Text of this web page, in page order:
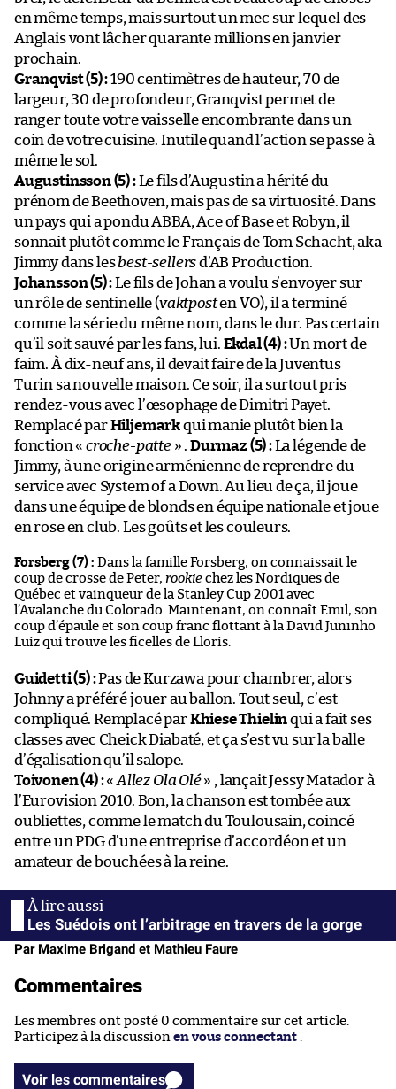
en même temps, mais surtout un mec sur lequel des
Anglais vont lâcher quarante millions en janvier
prochain.
Granqvist (5) :190 centimètres de hauteur, 70 de
largeur, 30 de profondeur, Granqvist permet de
ranger toute votre vaisselle encombrante dans un
coin de votre cuisine. Inutile quand l’action se passe à
même le sol.
Augustinsson (5) :Le fils d’Augustin a hérité du
prénom de Beethoven, mais pas de sa virtuosité. Dans
un pays qui a pondu ABBA, Ace of Base et Robyn, il
sonnait plutôt comme le Français de Tom Schacht, aka
Jimmy dans lesbest-sellersd’AB Production.
Johansson (5) :Le fils de Johan a voulu s’envoyer sur
un rôle de sentinelle (vaktposten VO), il a terminé
comme la série du même nom, dans le dur. Pas certain
qu’il soit sauvé par les fans, lui. Ekdal (4) :Un mort de
faim. À dix-neuf ans, il devait faire de la Juventus
Turin sa nouvelle maison. Ce soir, il a surtout pris
rendez-vous avec l’œsophage de Dimitri Payet.
Remplacé parHiljemarkqui manie plutôt bien la
fonction «croche-patte» . Durmaz (5) :La légende de
Jimmy, à une origine arménienne de reprendre du
service avec System of a Down. Au lieu de ça, il joue
dans une équipe de blonds en équipe nationale et joue
en rose en club. Les goûts et les couleurs.
Forsberg (7) : Dans la famille Forsberg, on connaissait le
coup de crosse de Peter, rookie chez les Nordiques de
Québec et vainqueur de la Stanley Cup 2001 avec
l’Avalanche du Colorado. Maintenant, on connaît Emil, son
coup d’épaule et son coup franc flottant à la David Juninho
Luiz qui trouve les ficelles de Lloris.
Guidetti (5) :Pas de Kurzawa pour chambrer, alors
Johnny a préféré jouer au ballon. Tout seul, c’est
compliqué. Remplacé parKhiese Thielinqui a fait ses
classes avec Cheick Diabaté, et ça s’est vu sur la balle
d’égalisation qu’il salope.
Toivonen (4) :« Allez Ola Olé» , lançait Jessy Matador à
l’Eurovision 2010. Bon, la chanson est tombée aux
oubliettes, comme le match du Toulousain, coincé
entre un PDG d’une entreprise d’accordéon et un
amateur de bouchées à la reine.
Les Suédois ont l’arbitrage en travers de la gorge
Par Maxime Brigand et Mathieu Faure
Commentaires
Les membres ont posté 0 commentaire sur cet article.
Participez à la discussion en vous connectant
Voir les commentaires